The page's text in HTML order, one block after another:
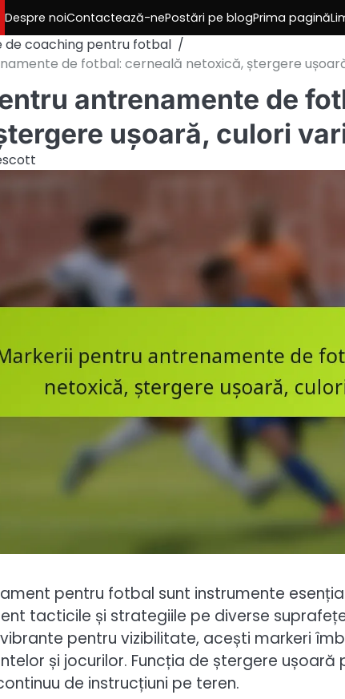
Despre noiContactează-nePostări pe blogPrima pagină
de coaching pentru fotbal
de fotbal: cerneală netoxică, ștergere
antrenamente de
ușoară, culori
pentru fotbal sunt instrumente
tacticile și strategiile pe diverse
pentru vizibilitate, acești markeri
și jocurilor. Funcția de ștergere
de instrucțiuni pe teren.